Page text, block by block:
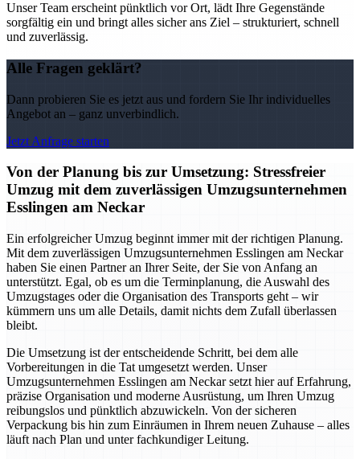
Unser Team erscheint pünktlich vor Ort, lädt Ihre Gegenstände
sorgfältig ein und bringt alles sicher ans Ziel – strukturiert, schnell
und zuverlässig.
Alle Fragen geklärt?
Dann probieren Sie es jetzt aus und fordern Sie Ihr individuelles
Angebot an – ganz unverbindlich.
Jetzt Anfrage starten
Von der Planung bis zur Umsetzung: Stressfreier
Umzug mit dem zuverlässigen Umzugsunternehmen
Esslingen am Neckar
Ein erfolgreicher Umzug beginnt immer mit der richtigen Planung.
Mit dem zuverlässigen Umzugsunternehmen Esslingen am Neckar
haben Sie einen Partner an Ihrer Seite, der Sie von Anfang an
unterstützt. Egal, ob es um die Terminplanung, die Auswahl des
Umzugstages oder die Organisation des Transports geht – wir
kümmern uns um alle Details, damit nichts dem Zufall überlassen
bleibt.
Die Umsetzung ist der entscheidende Schritt, bei dem alle
Vorbereitungen in die Tat umgesetzt werden. Unser
Umzugsunternehmen Esslingen am Neckar setzt hier auf Erfahrung,
präzise Organisation und moderne Ausrüstung, um Ihren Umzug
reibungslos und pünktlich abzuwickeln. Von der sicheren
Verpackung bis hin zum Einräumen in Ihrem neuen Zuhause – alles
läuft nach Plan und unter fachkundiger Leitung.